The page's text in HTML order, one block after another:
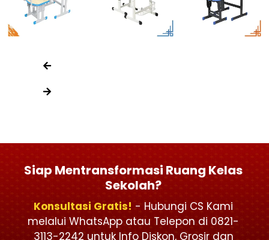
Siap Mentransformasi Ruang Kelas
Sekolah?
Konsultasi Gratis! - Hubungi CS Kami
melalui WhatsApp atau Telepon di 0821-
3113-2242 untuk Info Diskon, Grosir dan